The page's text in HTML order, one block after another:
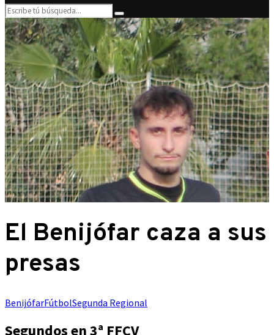
Search
for:
Search
El Benijófar caza a sus
presas
BenijófarFútbolSegunda Regional
Segundos en 3ª FFCV